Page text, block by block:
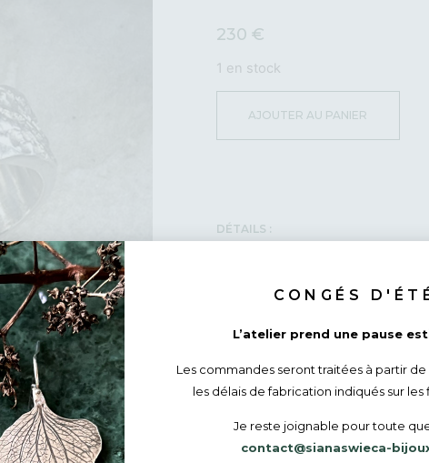
230€
1 en stock
AJOUTER AU PANIER
DÉTAILS :
Bague en Argent massif recyclé
Taille de doigt : 51.
Hauteur de la bague : 13mm au
Pierre : Agate Dendritique.
Chaque bijou est emballé dans un
Fabrication artisanale en stock
Livraison en France et à
CONGÉS
L’atelier prend une pause
Les commandes seront traitées à partir
les délais de fabrication indiqués sur les
Je reste joignable pour toute
contact@sianaswieca-